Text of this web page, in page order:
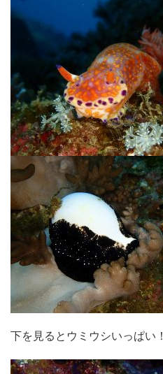
下を見るとウミウシいっぱい！